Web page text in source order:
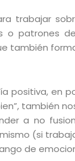
trabajar
o patrones
también
positiva, en
también
a no
(si
de